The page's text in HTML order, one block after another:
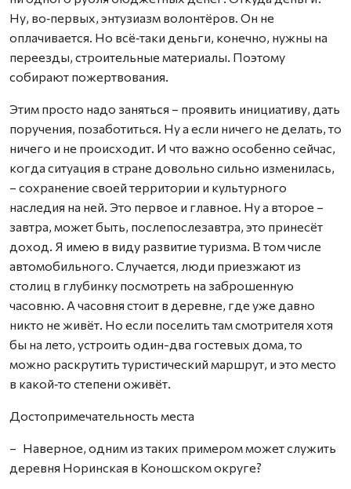
Ну, во‑первых, энтузиазм волонтёров. Он не
оплачивается. Но всё‑таки деньги, конечно, нужны на
переезды, строительные материалы. Поэтому
собирают пожертвования.
Этим просто надо заняться – проявить инициативу, дать
поручения, позаботиться. Ну а если ничего не делать, то
ничего и не происходит. И что важно особенно сейчас,
когда ситуация в стране довольно сильно изменилась,
– сохранение своей территории и культурного
наследия на ней. Это первое и главное. Ну а второе –
завтра, может быть, послепослезавтра, это принесёт
доход. Я имею в виду развитие туризма. В том числе
автомобильного. Случается, люди приезжают из
столиц в глубинку посмотреть на заброшенную
часовню. А часовня стоит в деревне, где уже давно
никто не живёт. Но если поселить там смотрителя хотя
бы на лето, устроить один-два гостевых дома, то
можно раскрутить туристический маршрут, и это место
в какой‑то степени оживёт.
Достопримечательность места
– Наверное, одним из таких примером может служить
деревня Норинская в Коношском округе?